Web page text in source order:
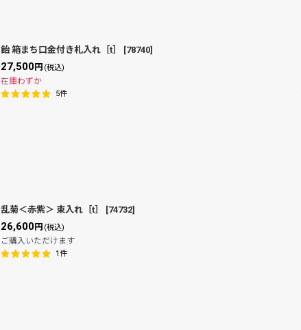
飴 箱まち口金付き札入れ［t］ [78740]
27,500円 (税込)
在庫わずか
5件
乱菊＜赤紫＞ 束入れ［t］ [74732]
26,600円 (税込)
ご購入いただけます
1件